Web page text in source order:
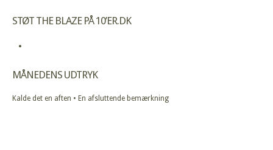
STØT THE BLAZE PÅ 10’ER.DK
MÅNEDENS UDTRYK
Kalde det en aften • En afsluttende bemærkning